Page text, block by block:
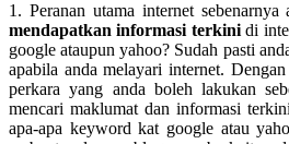
1. Peranan utama internet
mendapatkan informasi terkinidi
google ataupun yahoo? Sudah pasti
apabila anda melayari internet.
perkara yang anda boleh lakukan
mencari maklumat dan informasi
apa-apa keyword kat google atau